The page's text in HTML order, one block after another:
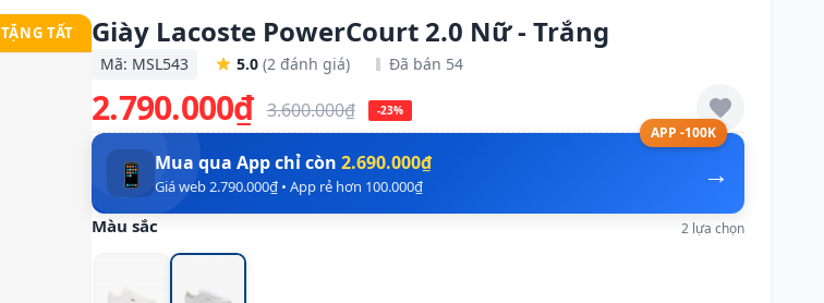
TẶNG TẤT Giày Lacoste PowerCourt 2.0 Nữ - Trắng
Mã: MSL543 5.0 (2 đánh giá) Đã bán 54
2.790.000₫ 3.600.000₫ -23%
APP -100K
→
📱 Mua qua App chỉ còn 2.690.000₫
Giá web 2.790.000₫ • App rẻ hơn 100.000₫
Màu sắc 2 lựa chọn